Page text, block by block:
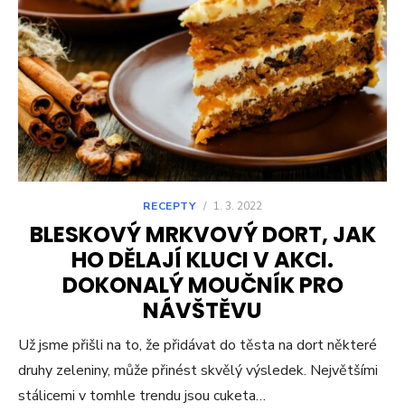
RECEPTY / 1. 3. 2022
BLESKOVÝ MRKVOVÝ DORT, JAK
HO DĚLAJÍ KLUCI V AKCI.
DOKONALÝ MOUČNÍK PRO
NÁVŠTĚVU
Už jsme přišli na to, že přidávat do těsta na dort některé
druhy zeleniny, může přinést skvělý výsledek. Největšími
stálicemi v tomhle trendu jsou cuketa…